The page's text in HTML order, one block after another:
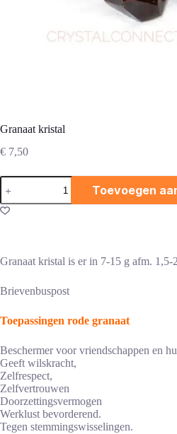
Granaat kristal
€ 7,50
Granaat
kristal
aantal
Toevoegen
Granaat kristal is er in 7-15 g afm. 1,5-
Brievenbuspost
Toepassingen rode granaat
Beschermer voor vriendschappen en
Geeft wilskracht,
Zelfrespect,
Zelfvertrouwen
Doorzettingsvermogen
Werklust bevorderend.
Tegen stemmingswisselingen.